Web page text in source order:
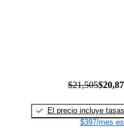
$21,505
El precio incluye tasas
$397/mes